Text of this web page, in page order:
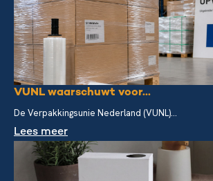
VUNL waarschuwt voor...
De Verpakkingsunie Nederland (VUNL)...
Lees meer